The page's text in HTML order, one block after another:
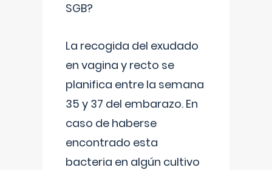
SGB?
La recogida del exudado
en vagina y recto se
planifica entre la semana
35 y 37 del embarazo. En
caso de haberse
encontrado esta
bacteria en algún cultivo